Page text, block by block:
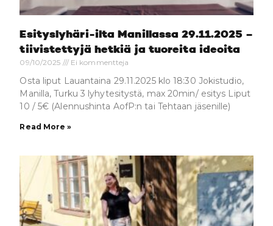
Esityslyhäri-ilta Manillassa 29.11.2025 –
tiivistettyjä hetkiä ja tuoreita ideoita
09/10/2025 Ei kommentteja
Osta liput Lauantaina 29.11.2025 klo 18:30 Jokistudio,
Manilla, Turku 3 lyhytesitystä, max 20min/ esitys Liput
10 / 5€ (Alennushinta AofP:n tai Tehtaan jäsenille)
Read More »